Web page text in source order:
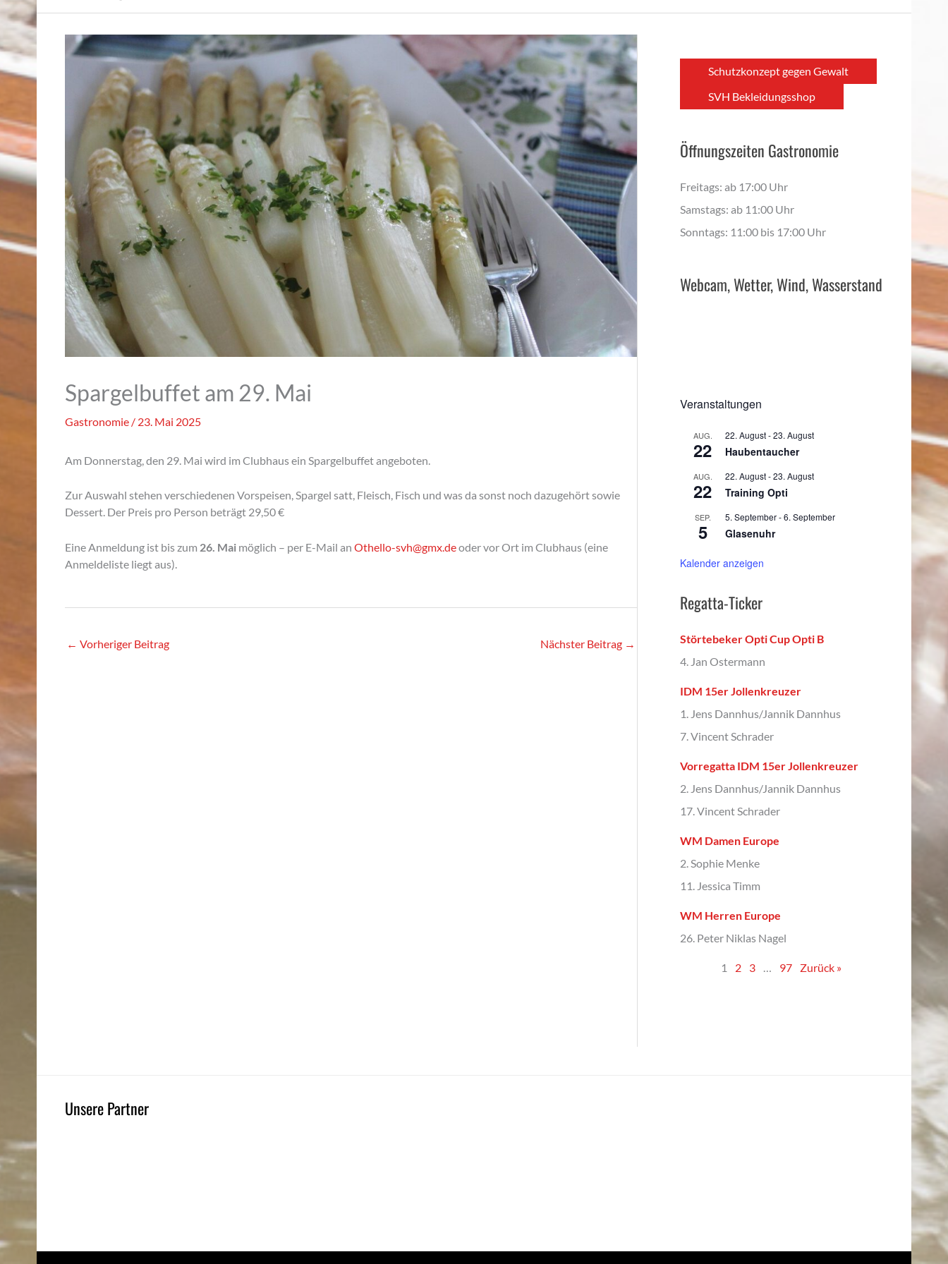
Spargelbuffet am 29. Mai
Gastronomie / 23. Mai 2025
Am Donnerstag, den 29. Mai wird im Clubhaus ein Spargelbuffet angeboten.
Zur Auswahl stehen verschiedenen Vorspeisen, Spargel satt, Fleisch, Fisch und was da sonst noch dazugehört sowie
Dessert. Der Preis pro Person beträgt 29,50 €
Eine Anmeldung ist bis zum 26. Mai möglich – per E-Mail an Othello-svh@gmx.deoder vor Ort im Clubhaus (eine
Anmeldeliste liegt aus).
← Vorheriger Beitrag Nächster Beitrag →
Schutzkonzept gegen Gewalt
SVH Bekleidungsshop
Öffnungszeiten Gastronomie
Freitags: ab 17:00 Uhr
Samstags: ab 11:00 Uhr
Sonntags: 11:00 bis 17:00 Uhr
Webcam, Wetter, Wind, Wasserstand
Veranstaltungen
AUG.
22
22. August-23. August
Haubentaucher
AUG.
22
22. August-23. August
Training Opti
SEP.
5
5. September-6. September
Glasenuhr
Kalender anzeigen
Regatta-Ticker
Störtebeker Opti Cup Opti B
4. Jan Ostermann
IDM 15er Jollenkreuzer
1. Jens Dannhus/Jannik Dannhus
7. Vincent Schrader
Vorregatta IDM 15er Jollenkreuzer
2. Jens Dannhus/Jannik Dannhus
17. Vincent Schrader
WM Damen Europe
2. Sophie Menke
11. Jessica Timm
WM Herren Europe
26. Peter Niklas Nagel
1 2 3 97 Zurück »
Unsere Partner